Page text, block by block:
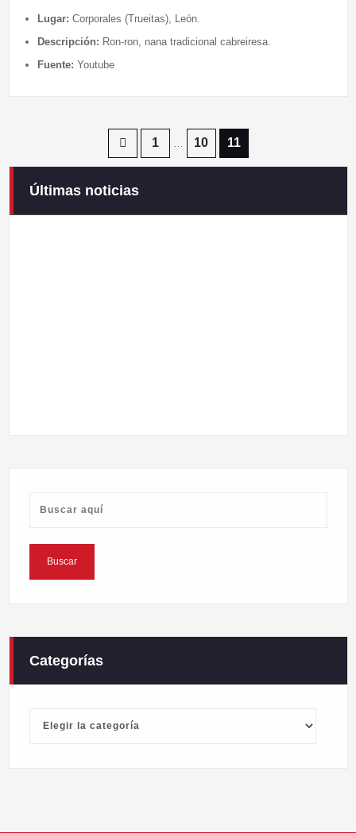
Lugar: Corporales (Trueitas), León.
Descripción: Ron-ron, nana tradicional cabreiresa.
Fuente: Youtube
entradas
1 … 10 11
Últimas noticias
Campaneirus 2026
Categorías